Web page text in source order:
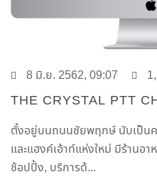
8 มิ.ย. 2562, 09:07
THE CRYSTAL PTT
ตั้งอยู่บนถนนชัยพฤกษ์ นับเป็น
และแฮงค์เอ้าท์แห่งใหม่ มีร้านอ
ช้อปปิ้ง, บริการด้...